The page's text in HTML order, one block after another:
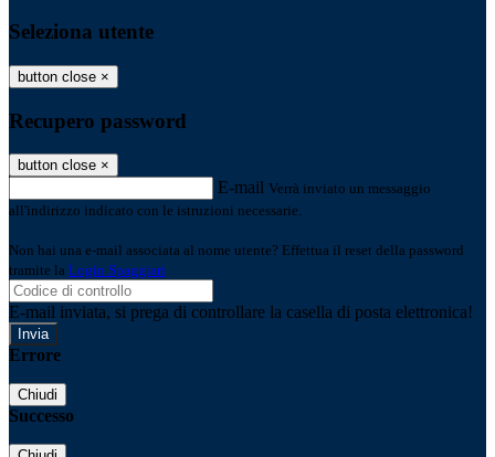
Seleziona utente
button close ×
Recupero password
button close ×
E-mail Verrà inviato un messaggio
all'indirizzo indicato con le istruzioni necessarie.
Non hai una e-mail associata al nome utente? Effettua il reset della password
tramite la Login Spaggiari
E-mail inviata, si prega di controllare la casella di posta elettronica!
Errore
Chiudi
Successo